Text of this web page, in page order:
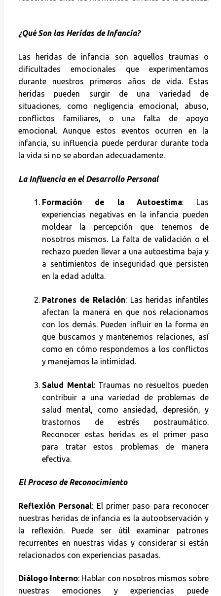
¿Qué Son las Heridas de Infancia?
Las heridas de infancia son aquellos traumas o
dificultades emocionales que experimentamos
durante nuestros primeros años de vida. Estas
heridas pueden surgir de una variedad de
situaciones, como negligencia emocional, abuso,
conflictos familiares, o una falta de apoyo
emocional. Aunque estos eventos ocurren en la
infancia, su influencia puede perdurar durante toda
la vida si no se abordan adecuadamente.
La Influencia en el Desarrollo Personal
Formación de la Autoestima: Las
experiencias negativas en la infancia pueden
moldear la percepción que tenemos de
nosotros mismos. La falta de validación o el
rechazo pueden llevar a una autoestima baja y
a sentimientos de inseguridad que persisten
en la edad adulta.
Patrones de Relación: Las heridas infantiles
afectan la manera en que nos relacionamos
con los demás. Pueden influir en la forma en
que buscamos y mantenemos relaciones, así
como en cómo respondemos a los conflictos
y manejamos la intimidad.
Salud Mental: Traumas no resueltos pueden
contribuir a una variedad de problemas de
salud mental, como ansiedad, depresión, y
trastornos de estrés postraumático.
Reconocer estas heridas es el primer paso
para tratar estos problemas de manera
efectiva.
El Proceso de Reconocimiento
Reflexión Personal: El primer paso para reconocer
nuestras heridas de infancia es la autoobservación y
la reflexión. Puede ser útil examinar patrones
recurrentes en nuestras vidas y considerar si están
relacionados con experiencias pasadas.
Diálogo Interno: Hablar con nosotros mismos sobre
nuestras emociones y experiencias puede